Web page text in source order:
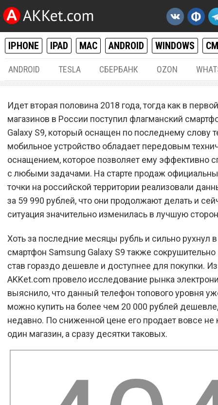
IPHONE IPAD MAC ANDROID WINDOWS
ANDROID TESLA СБЕРБАНК OZON
Samsung Galaxy S9
по сокрушительно низкой
Идет вторая половина 2018 года, тогда как в
магазинов в России поступил флагманский
Galaxy S9, который оснащен по последнему слову
мобильное устройство обладает передовым
оснащением, которое позволяет ему эффективно
с любыми задачами. На старте продаж
точки на российской территории реализовали
за 59 990 рублей, что они продолжают делать и
ситуация значительно изменилась в лучшую
Хоть за последние месяцы рубль и сильно рухнул
смартфон Samsung Galaxy S9 также
став гораздо дешевле и доступнее для покупки.
AKKet.com провело исследование рынка
выяснило, что данный телефон топового уровня
можно купить на более чем 20 000 рублей
недавно. По сниженной цене его продает вовсе не
один магазин, а сразу десятки таковых.